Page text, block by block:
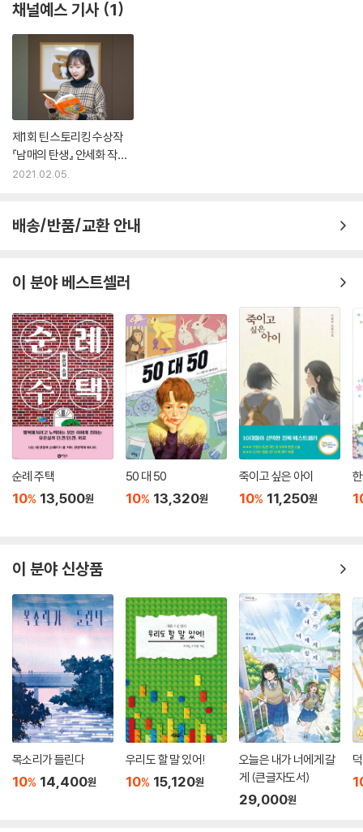
함이 가득한 남매의 탄생을 꼭 읽어 보길!
현실과 판타지의 경계에서 날 매료시킨 작품이다. 이 이야기의 결말이 궁
금하면서도 흥미진진해 한편으로는 끝나지 않기를 바랐다. 읽지 않은 부분
보다 읽은 부분이 더 많아졌을 때 너무 아쉬워 일부러 약간 속도를 늦춰 읽
을 정도였다. 가족, 친구, 또 그 외의 인간관계를 청소년의 시각에서 잘 담
아냈다.
- 대전관평중학교 3학년 전지현
각과 행동들이 나를 자꾸 풋, 풋, 하고 웃게 만들었다.
판타지 소설입니다. 우리의 현실에서 믿을 수 없는 일이 발생하지요. 하지
니다.
- 솔빛중학교 1학년 안지후
『남매의 탄생』은 내 또래 친구들의 일상생활 이야기로, 빠른 전개가 흥미
진진하다고 느껴졌다. 외동이었던 주인공에게 갑자기 오빠가 생겼다는 소
재도 마음에 들었다. 청소년들이 쉽게 집중할 만한 작품이다.
- 안양예술고등학교 1학년 천경민
지루함 없이 금방 몰입하여 한 번에 다 읽을 수 있을 만큼 재밌었다. 청소년
에 의한, 청소년을 위한 완벽한 책!
다. 책 속에서 일어났던 모든 일들이 너무 생생하게 느껴져서 나에게도 곧
그런 말도 안 되는 일들이 진짜로 일어날 것만 같은 느낌이 들었다.
- 신도림중학교 2학년 이다연
끝까지 읽지 않으면 예측이 되지 않는 결말에 손에서 책을 놓을 수 없었다.
- 공항중학교 2학년 강시원
토네이도 같은 글이었다. 모든 걸 다 휩쓸고 빨아들였다. 끝날 듯 끝나지 않
고 결국 내 머릿속에서 계속 살아 숨 쉬었다. 이야기가 하나씩 하나씩 전개
될 때마다 소름이 돋았다. 나는 내 기억 속에 오래 남는 이야기를 정말 좋아
하는데, 이걸 읽고 자니 꿈속에도 비슷한 이야기가 나올 만큼 계속해서 생
각나는 이야기.
채널예스 기사 1
제1회 틴 스토리킹 수상작
『남매의 탄생』 안세화 작가
인터뷰
2021.02.05.
배송/반품/교환 안내
이 분야 베스트셀러
순례 주택
10% 13,500원
50 대 50
10% 13,320원
죽이고 싶은 아이
10% 11,250원
이 분야 신상품
목소리가 들린다
10% 14,400원
우리도 할 말 있어!
10% 15,120원
오늘은 내가 너에게 갈
게 (큰글자도서)
29,000원